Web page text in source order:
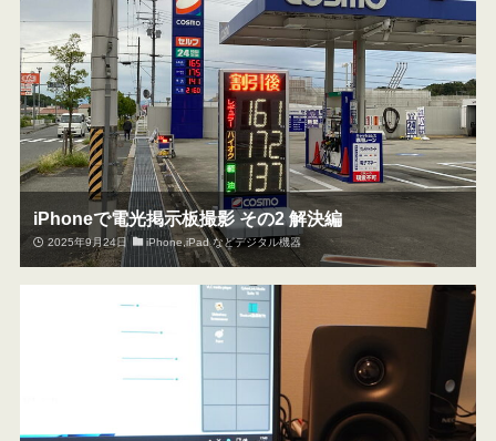
iPhoneで電光掲示板撮影 その2 解決編
2025年9月24日 iPhone,iPad などデジタル機器